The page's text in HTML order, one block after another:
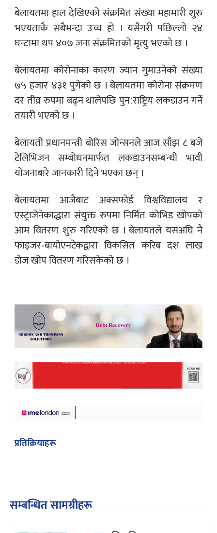
बेलायतमा हाल देखिएको संक्रमित संख्या महामारी शुरु
भएयताकै सबैभन्दा उच्च हो । यसैगरी पछिल्लो २४
घन्टामा थप ४०७ जना संक्रमितको मृत्यु भएको छ ।
बेलायतमा कोरोनाका कारण ज्यान गुमाउनेको संख्या
७५ हजार ४३१ पुगेको छ । बेलायतमा कोरोना संक्रमण
दर तीव्र रुपमा बढ्न थालेपछि पुन:राष्ट्रिय लकडाउन गर्ने
तयारी भएको छ ।
बेलायती प्रधानमन्त्री बोरिस जोन्सनले आज साँझ ८ बजे
टेलिभिजन सम्बोधनमार्फत लकडाउनसम्बन्धी भावी
योजनाबारे जानकारी दिने भएका छन् ।
बेलायतमा आजैबाट अक्सफोर्ड विश्वविद्यालय र
एस्ट्राजेनेकाद्धारा संयुक्त रुपमा निर्मित कोभिड खोपको
आम वितरण शुरु गरिएको छ । बेलायतले यसअघि नै
फाइजर-बायोएनटेकद्वारा विकसित करिब दश लाख
डोज खोप वितरण गरिसकेको छ ।
प्रतिक्रियाहरू
सम्बन्धित सामग्रीहरू